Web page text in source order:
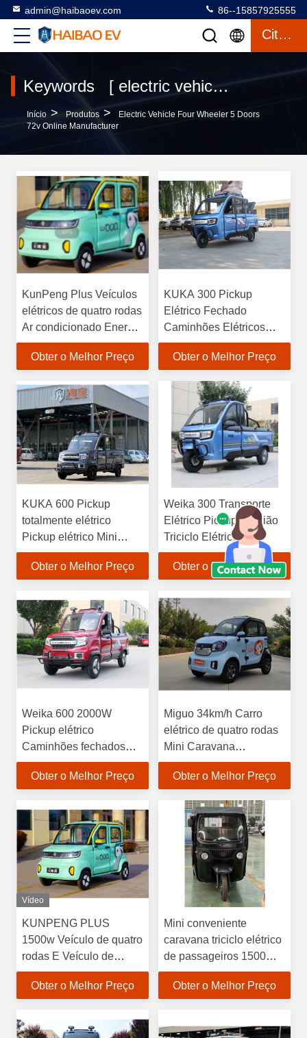
admin@haibaoev.com 86--15857925555
Citações
Keywords [ electric vehicle four wheeler 5 doors 72v ] Match 10 produtos
Início > Produtos >
Electric Vehicle Four Wheeler 5 Doors
72v Online Manufacturer
KunPeng Plus Veículos
elétricos de quatro rodas
Ar condicionado Energia
solar Minicarro de baixa
velocidade
Obter o Melhor Preço
KUKA 300 Pickup
Elétrico Fechado
Caminhões Elétricos
Triciclo Triciclo
Obter o Melhor Preço
KUKA 600 Pickup
totalmente elétrico
Pickup elétrico Mini
Pickup elétrico
Obter o Melhor Preço
Weika 300 Transporte
Elétrico Pickup Camião
Triciclo Elétrico
Passageiro
Obter o Melhor Preço
Weika 600 2000W
Pickup elétrico
Caminhões fechados
Pequeno caminhão
elétrico Passageiro
Obter o Melhor Preço
Miguo 34km/h Carro
elétrico de quatro rodas
Mini Caravana
conveniente Veículo
elétrico de passageiros
Obter o Melhor Preço
Vídeo
KUNPENG PLUS
1500w Veículo de quatro
rodas E Veículo de
passageiros Carro de
bateria de luxo
Obter o Melhor Preço
Mini conveniente
caravana triciclo elétrico
de passageiros 1500W -
3000W Motor
Obter o Melhor Preço